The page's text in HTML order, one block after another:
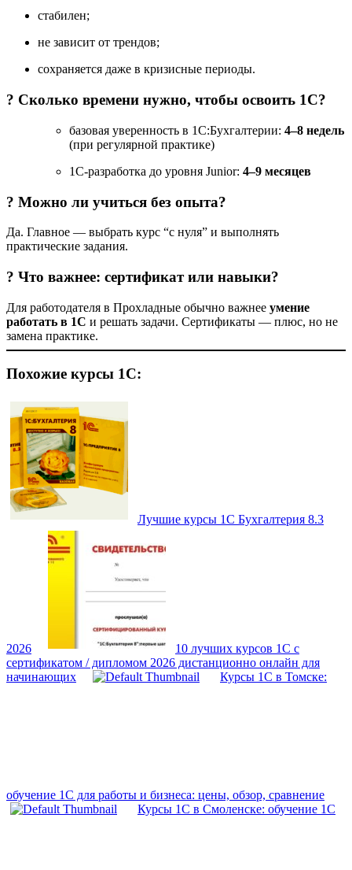
стабилен;
не зависит от трендов;
сохраняется даже в кризисные периоды.
? Сколько времени нужно, чтобы освоить 1С?
базовая уверенность в 1С:Бухгалтерии: 4–8 недель
(при регулярной практике)
1С-разработка до уровня Junior: 4–9 месяцев
? Можно ли учиться без опыта?
Да. Главное — выбрать курс “с нуля” и выполнять
практические задания.
? Что важнее: сертификат или навыки?
Для работодателя в Прохладные обычно важнее умение
работать в 1С и решать задачи. Сертификаты — плюс, но не
замена практике.
Похожие курсы 1С:
Лучшие курсы 1С Бухгалтерия 8.3
2026
10 лучших курсов 1С с
сертификатом / дипломом 2026 дистанционно онлайн для
начинающих
Курсы 1С в Томске:
обучение 1С для работы и бизнеса: цены, обзор, сравнение
Курсы 1С в Смоленске: обучение 1С